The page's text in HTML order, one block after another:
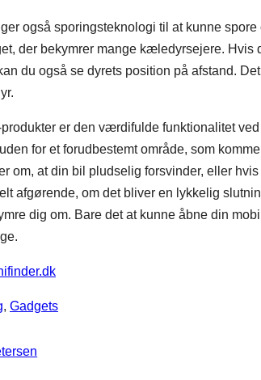
også sporingsteknologi til at kunne
der bekymrer mange kæledyrsejere. Hvis
du også se dyrets position på afstand.
er den værdifulde funktionalitet
for et forudbestemt område, som
om, at din bil pludselig forsvinder, eller
afgørende, om det bliver en lykkelig
dig om. Bare det at kunne åbne din
, Gadgets